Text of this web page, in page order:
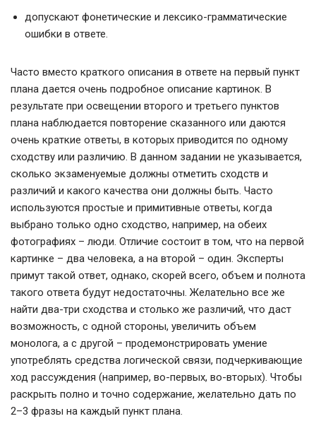
допускают фонетические и лексико-грамматические
ошибки в ответе.
Часто вместо краткого описания в ответе на первый пункт
плана дается очень подробное описание картинок. В
результате при освещении второго и третьего пунктов
плана наблюдается повторение сказанного или даются
очень краткие ответы, в которых приводится по одному
сходству или различию. В данном задании не указывается,
сколько экзаменуемые должны отметить сходств и
различий и какого качества они должны быть. Часто
используются простые и примитивные ответы, когда
выбрано только одно сходство, например, на обеих
фотографиях – люди. Отличие состоит в том, что на первой
картинке – два человека, а на второй – один. Эксперты
примут такой ответ, однако, скорей всего, объем и полнота
такого ответа будут недостаточны. Желательно все же
найти два-три сходства и столько же различий, что даст
возможность, с одной стороны, увеличить объем
монолога, а с другой – продемонстрировать умение
употреблять средства логической связи, подчеркивающие
ход рассуждения (например, во-первых, во-вторых). Чтобы
раскрыть полно и точно содержание, желательно дать по
2–3 фразы на каждый пункт плана.